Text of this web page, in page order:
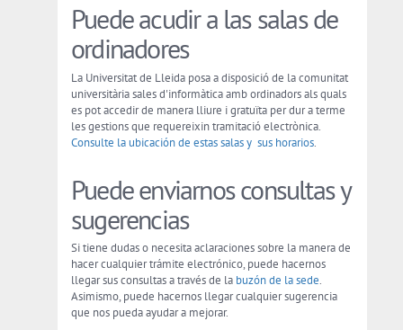
Puede acudir a las salas de
ordinadores
La Universitat de Lleida posa a disposició de la comunitat
universitària sales d'informàtica amb ordinadors als quals
es pot accedir de manera lliure i gratuïta per dur a terme
les gestions que requereixin tramitació electrònica.
Consulte la ubicación de estas salas y sus horarios.
Puede enviarnos consultas y
sugerencias
Si tiene dudas o necesita aclaraciones sobre la manera de
hacer cualquier trámite electrónico, puede hacernos
llegar sus consultas a través de la buzón de la sede.
Asimismo, puede hacernos llegar cualquier sugerencia
que nos pueda ayudar a mejorar.